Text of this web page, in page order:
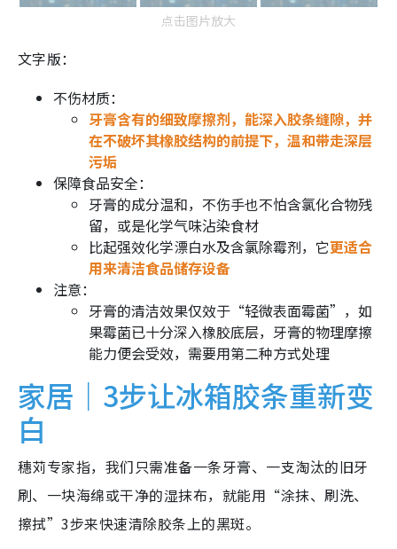
点击图片放大
文字版：
不伤材质：
牙膏含有的细致摩擦剂，能深入胶条缝隙，并
在不破坏其橡胶结构的前提下，温和带走深层
污垢
保障食品安全：
牙膏的成分温和，不伤手也不怕含氯化合物残
留，或是化学气味沾染食材
比起强效化学漂白水及含氯除霉剂，它更适合
用来清洁食品储存设备
注意：
牙膏的清洁效果仅效于“轻微表面霉菌”，如
果霉菌已十分深入橡胶底层，牙膏的物理摩擦
能力便会受效，需要用第二种方式处理
家居｜3步让冰箱胶条重新变
白
穗苅专家指，我们只需准备一条牙膏、一支淘汰的旧牙
刷、一块海绵或干净的湿抹布，就能用“涂抹、刷洗、
擦拭”3步来快速清除胶条上的黑斑。